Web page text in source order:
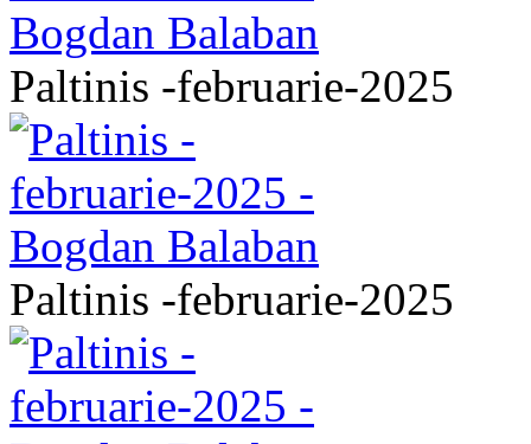
Paltinis -februarie-2025
Paltinis -februarie-2025